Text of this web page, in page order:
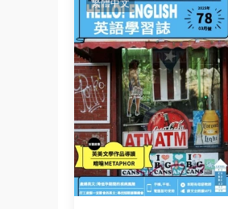
繁體中文